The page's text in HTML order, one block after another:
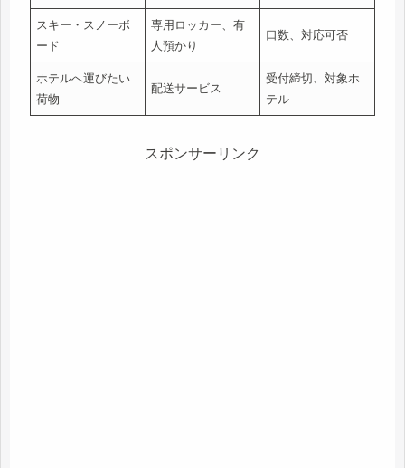
スキー・スノーボ
ード
専用ロッカー、有
人預かり
口数、対応可否
ホテルへ運びたい
荷物
配送サービス
受付締切、対象ホ
テル
スポンサーリンク